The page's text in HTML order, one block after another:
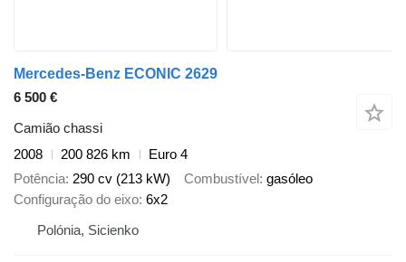
Mercedes-Benz ECONIC 2629
6 500 €
Camião chassi
2008
200 826 km
Euro 4
Potência 290 cv (213 kW) Combustível gasóleo
Configuração do eixo 6x2
Polónia, Sicienko